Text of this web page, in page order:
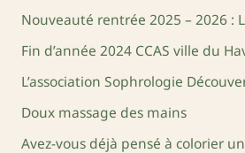
e
e
r
Nouveauté rentrée 2025 – 2026 :
Fin d’année 2024 CCAS ville du
L’association Sophrologie
Doux massage des mains
Avez-vous déjà pensé à colorier